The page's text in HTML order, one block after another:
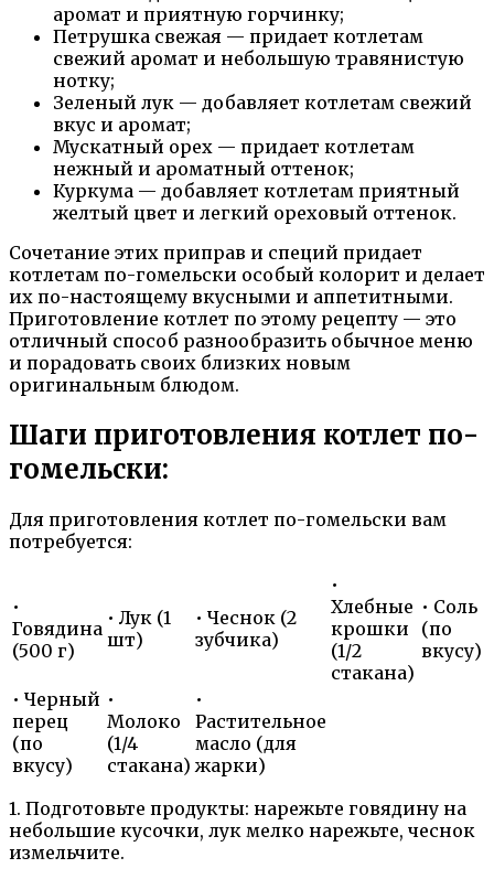
аромат и приятную горчинку;
Петрушка свежая — придает котлетам
свежий аромат и небольшую травянистую
нотку;
Зеленый лук — добавляет котлетам свежий
вкус и аромат;
Мускатный орех — придает котлетам
нежный и ароматный оттенок;
Куркума — добавляет котлетам приятный
желтый цвет и легкий ореховый оттенок.
Сочетание этих приправ и специй придает
котлетам по-гомельски особый колорит и делает
их по-настоящему вкусными и аппетитными.
Приготовление котлет по этому рецепту — это
отличный способ разнообразить обычное меню
и порадовать своих близких новым
оригинальным блюдом.
Шаги приготовления котлет по-
гомельски:
Для приготовления котлет по-гомельски вам
потребуется:
•
Говядина
(500 г)
• Лук (1
шт)
• Чеснок (2
зубчика)
•
Хлебные
крошки
(1/2
стакана)
• Соль
(по
вкусу)
• Черный
перец
(по
вкусу)
•
Молоко
(1/4
стакана)
•
Растительное
масло (для
жарки)
1. Подготовьте продукты: нарежьте говядину на
небольшие кусочки, лук мелко нарежьте, чеснок
измельчите.